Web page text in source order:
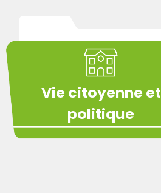
Vie citoyenne et
politique